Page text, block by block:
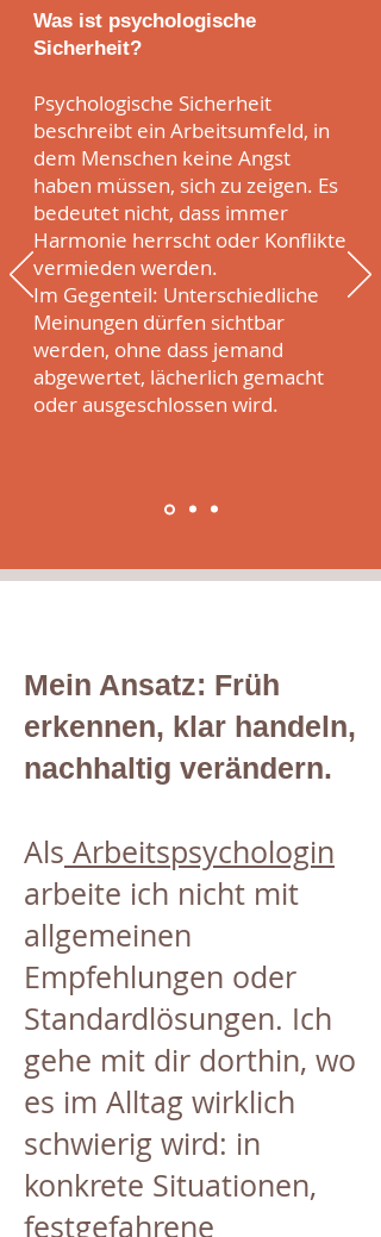
Was ist psychologische
Sicherheit?
Psychologische Sicherheit
beschreibt ein Arbeitsumfeld, in
dem Menschen keine Angst
haben müssen, sich zu zeigen. Es
bedeutet nicht, dass immer
Harmonie herrscht oder Konflikte
vermieden werden.
Im Gegenteil: Unterschiedliche
Meinungen dürfen sichtbar
werden, ohne dass jemand
abgewertet, lächerlich gemacht
oder ausgeschlossen wird.
Mein Ansatz: Früh
erkennen, klar handeln,
nachhaltig verändern.
Als Arbeitspsychologin
arbeite ich nicht mit
allgemeinen
Empfehlungen oder
Standardlösungen. Ich
gehe mit dir dorthin, wo
es im Alltag wirklich
schwierig wird: in
konkrete Situationen,
festgefahrene